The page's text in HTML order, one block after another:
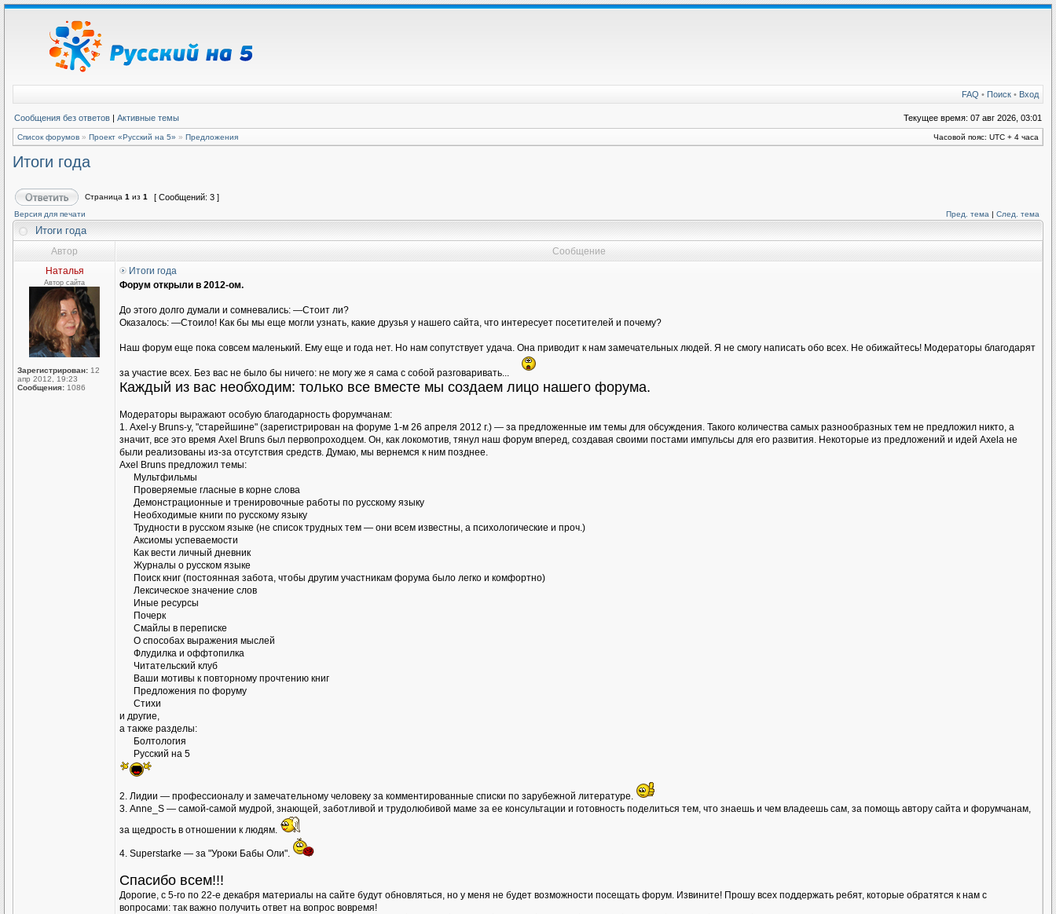
FAQ • Поиск • Вход
Сообщения без ответов | Активные темы Текущее время: 07 авг 2026, 03:01
Список форумов » Проект «Русский на 5» » Предложения Часовой пояс: UTC + 4 часа
Итоги года
Страница 1 из 1 [ Сообщений: 3 ]
Версия для печати Пред. тема | След. тема
Итоги года
Автор
Сообщение
Наталья
Автор сайта
Зарегистрирован: 12
апр 2012, 19:23
Сообщения: 1086
Итоги года
Форум открыли в 2012-ом.
До этого долго думали и сомневались: —Стоит ли?
Оказалось: —Стоило! Как бы мы еще могли узнать, какие друзья у нашего сайта, что интересует посетителей и почему?
Наш форум еще пока совсем маленький. Ему еще и года нет. Но нам сопутствует удача. Она приводит к нам замечательных людей. Я не смогу написать обо всех. Не обижайтесь! Модераторы благодарят
за участие всех. Без вас не было бы ничего: не могу же я сама с собой разговаривать...
Каждый из вас необходим: только все вместе мы создаем лицо нашего форума.
Модераторы выражают особую благодарность форумчанам:
1. Axel-у Bruns-у, "старейшине" (зарегистрирован на форуме 1-м 26 апреля 2012 г.) — за предложенные им темы для обсуждения. Такого количества самых разнообразных тем не предложил никто, а
значит, все это время Axel Bruns был первопроходцем. Он, как локомотив, тянул наш форум вперед, создавая своими постами импульсы для его развития. Некоторые из предложений и идей Axela не
были реализованы из-за отсутствия средств. Думаю, мы вернемся к ним позднее.
Аxel Bruns предложил темы:
Мультфильмы
Проверяемые гласные в корне слова
Демонстрационные и тренировочные работы по русскому языку
Необходимые книги по русскому языку
Трудности в русском языке (не список трудных тем — они всем известны, а психологические и проч.)
Аксиомы успеваемости
Как вести личный дневник
Журналы о русском языке
Поиск книг (постоянная забота, чтобы другим участникам форума было легко и комфортно)
Лексическое значение слов
Иные ресурсы
Почерк
Смайлы в переписке
О способах выражения мыслей
Флудилка и оффтопилка
Читательский клуб
Ваши мотивы к повторному прочтению книг
Предложения по форуму
Стихи
и другие,
а также разделы:
Болтология
Русский на 5
2. Лидии — профессионалу и замечательному человеку за комментированные списки по зарубежной литературе.
3. Аnne_S — самой-самой мудрой, знающей, заботливой и трудолюбивой маме за ее консультации и готовность поделиться тем, что знаешь и чем владеешь сам, за помощь автору сайта и форумчанам,
за щедрость в отношении к людям.
4. Superstarke — за "Уроки Бабы Оли".
Спасибо всем!!!
Дорогие, с 5-го по 22-е декабря материалы на сайте будут обновляться, но у меня не будет возможности посещать форум. Извините! Прошу всех поддержать ребят, которые обратятся к нам с
вопросами: так важно получить ответ на вопрос вовремя!